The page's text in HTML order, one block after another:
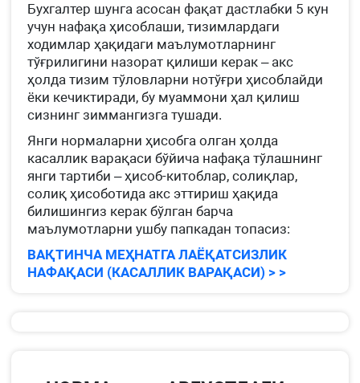
Бухгалтер шунга асосан фақат дастлабки 5 кун
учун нафақа ҳисоблаши, тизимлардаги
ходимлар ҳақидаги маълумотларнинг
тўғрилигини назорат қилиши керак – акс
ҳолда тизим тўловларни нотўғри ҳисоблайди
ёки кечиктиради, бу муаммони ҳал қилиш
сизнинг зиммангизга тушади.
Янги нормаларни ҳисобга олган ҳолда
касаллик варақаси бўйича нафақа тўлашнинг
янги тартиби – ҳисоб-китоблар, солиқлар,
солиқ ҳисоботида акс эттириш ҳақида
билишингиз керак бўлган барча
маълумотларни ушбу папкадан топасиз:
ВАҚТИНЧА МЕҲНАТГА ЛАЁҚАТСИЗЛИК
НАФАҚАСИ (КАСАЛЛИК ВАРАҚАСИ) > >